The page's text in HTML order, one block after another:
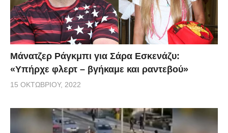
Μάνατζερ Ράγκμπι για Σάρα Εσκενάζυ:
«Υπήρχε φλερτ – βγήκαμε και ραντεβού»
15 ΟΚΤΩΒΡΊΟΥ, 2022